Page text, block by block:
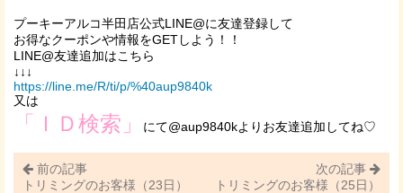
プーキーアルコ半田店公式LINE@に友達登録して
お得なクーポンや情報をGETしよう！！
LINE@友達追加はこちら
↓↓↓
https://line.me/R/ti/p/%40aup9840k
又は
「ＩＤ検索」 にて@aup9840kよりお友達追加してね♡
前の記事
トリミングのお客様（23日）
次の記事
トリミングのお客様（25日）